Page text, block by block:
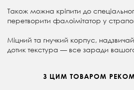
Також можна кріпити до
перетворити фалоімітатор у
Міцний та гнучкий корпус,
дотик текстура — все заради
З ЦИМ ТОВАРОМ